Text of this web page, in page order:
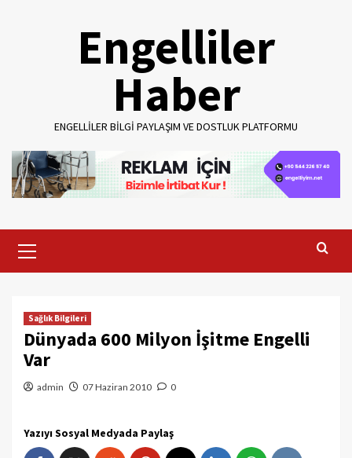
Engelliler
Haber
ENGELLILER BILGI PAYLAŞIM VE DOSTLUK PLATFORMU
Menu
Sağlık Bilgileri
Dünyada 600 Milyon İşitme Engelli
Var
admin 07 Haziran 2010 0
Yazıyı Sosyal Medyada Paylaş